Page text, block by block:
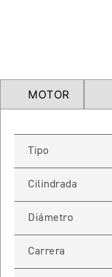
MOTOR
Tipo
Cilindrada
Diámetro
Carrera